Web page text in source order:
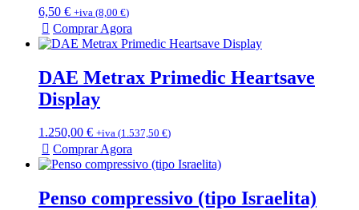
6,50 € +iva (8,00 €)
Comprar Agora
DAE Metrax Primedic Heartsave
Display
1.250,00 € +iva (1.537,50 €)
Comprar Agora
Penso compressivo (tipo Israelita)